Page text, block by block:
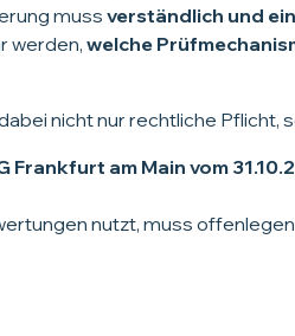
muss verständlich und
werden, welche
nicht nur rechtliche
Frankfurt am Main vom
nutzt, muss